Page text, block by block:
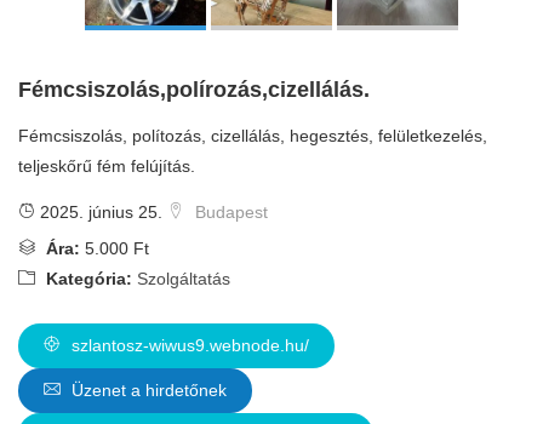
Fémcsiszolás,polírozás,cizellálás.
Fémcsiszolás, polítozás, cizellálás, hegesztés, felületkezelés,
teljeskőrű fém felújítás.
2025. június 25.
Budapest
Ára: 5.000 Ft
Kategória: Szolgáltatás
szlantosz-wiwus9.webnode.hu/
Üzenet a hirdetőnek